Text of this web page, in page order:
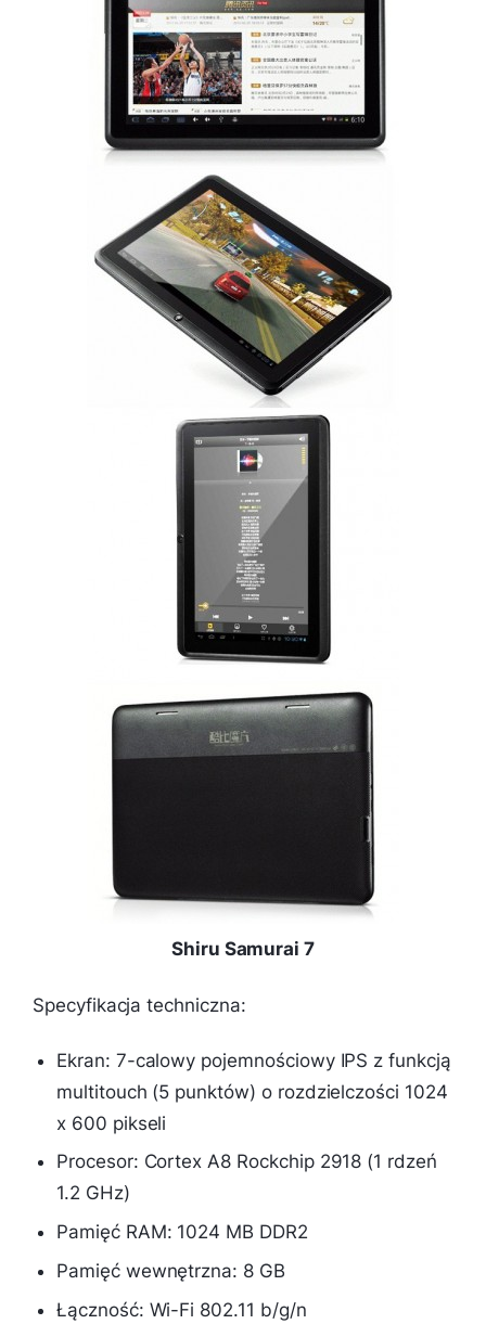
Shiru Samurai 7
Specyfikacja techniczna:
Ekran: 7-calowy pojemnościowy IPS z funkcją
multitouch (5 punktów) o rozdzielczości 1024
x 600 pikseli
Procesor: Cortex A8 Rockchip 2918 (1 rdzeń
1.2 GHz)
Pamięć RAM: 1024 MB DDR2
Pamięć wewnętrzna: 8 GB
Łączność: Wi-Fi 802.11 b/g/n